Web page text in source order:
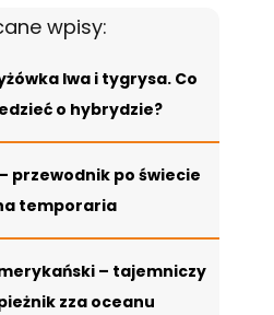
wpisy:
lwa i tygrysa. Co
o hybrydzie?
przewodnik po świecie
temporaria
– tajemniczy
zza oceanu